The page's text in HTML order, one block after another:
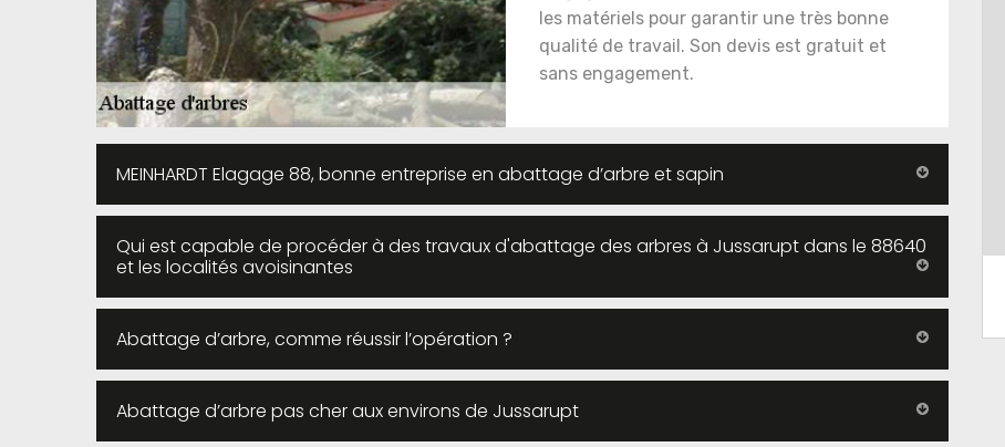
les matériels pour garantir une très bonne
qualité de travail. Son devis est gratuit et
sans engagement.
MEINHARDT Elagage 88, bonne entreprise en abattage d’arbre et sapin
Qui est capable de procéder à des travaux d'abattage des arbres à Jussarupt dans le 88640
et les localités avoisinantes
Abattage d’arbre, comme réussir l’opération ?
Abattage d’arbre pas cher aux environs de Jussarupt